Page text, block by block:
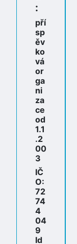
:
pří
sp
ěv
ko
vá
or
ga
ni
za
ce
od
1.1
.2
00
3
IČ
O:
72
74
4
04
9
Id